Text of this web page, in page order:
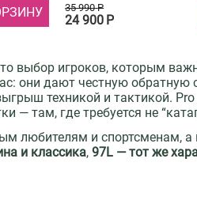
35 990 Р
24 900 Р
выбор игроков, которым
они дают честную обратную
техникой и тактикой.
— там, где требуется не
любителям и спортсменам,
и классика,97L — тот же